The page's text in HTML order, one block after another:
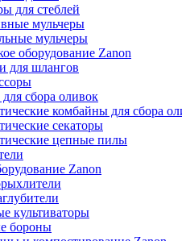
для стеблей
мульчеры
мульчеры
оборудование Zanon
для шлангов
сбора оливок
комбайны для сбора
секаторы
цепные пилы
Zanon
культиваторы
бороны